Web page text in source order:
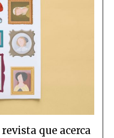
que acerca